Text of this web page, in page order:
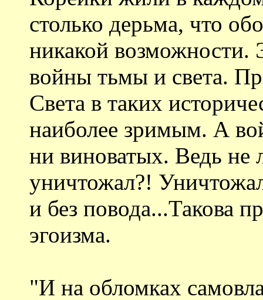
столько дерьма, что
никакой возможности.
войны тьмы и света.
Света в таких
наиболее зримым. А
ни виноватых. Ведь не
уничтожал?!
и без повода...Такова
эгоизма.
"И на обломках